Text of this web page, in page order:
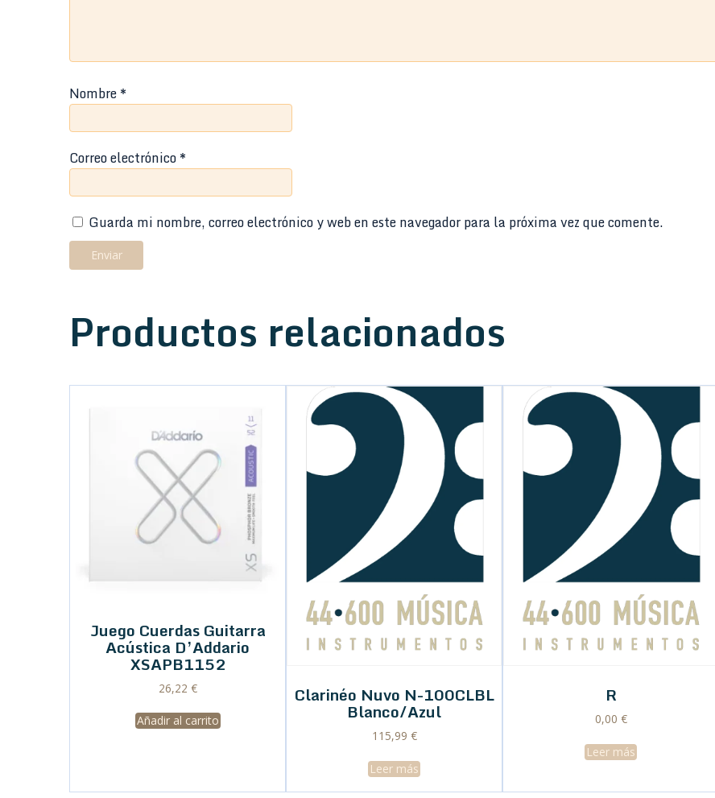
Nombre*
Correo electrónico*
Guarda mi nombre, correo electrónico y web en este navegador para la próxima vez que comente.
Productos relacionados
Juego Cuerdas Guitarra
Acústica D’Addario
XSAPB1152
26,22 €
Añadir al carrito
Clarinéo Nuvo N-100CLBL
Blanco/Azul
115,99 €
Leer más
R
0,00 €
Leer más